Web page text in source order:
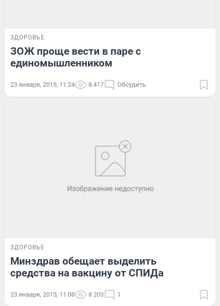
ЗДОРОВЬЕ
ЗОЖ проще вести в паре с
единомышленником
23 января, 2015, 11:24 8 417 Обсудить
ЗДОРОВЬЕ
Минздрав обещает выделить
средства на вакцину от СПИДа
23 января, 2015, 11:08 8 203 1